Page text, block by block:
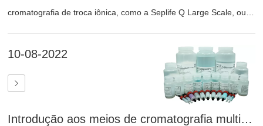
cromatografia de troca iônica, como a Seplife Q Large Scale, ou
10-08-2022
Introdução aos meios de cromatografia multimodal núcleo-casca da Sunresin